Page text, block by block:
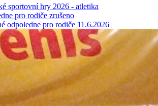
sportovní hry 2026 - atletika
pro rodiče zrušeno
odpoledne pro rodiče 11.6.2026